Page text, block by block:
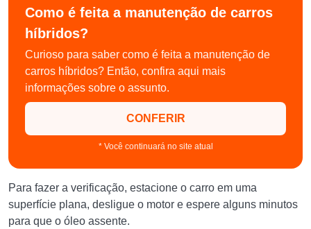
Como é feita a manutenção de carros
híbridos?
Curioso para saber como é feita a manutenção de
carros híbridos? Então, confira aqui mais
informações sobre o assunto.
CONFERIR
* Você continuará no site atual
Para fazer a verificação, estacione o carro em uma
superfície plana, desligue o motor e espere alguns minutos
para que o óleo assente.